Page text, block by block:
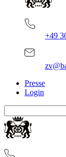
+49
Presse
Login